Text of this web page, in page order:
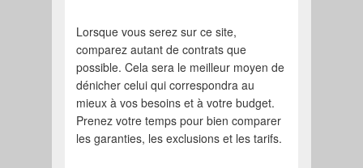
Lorsque vous serez sur ce site,
comparez autant de contrats que
possible. Cela sera le meilleur moyen de
dénicher celui qui correspondra au
mieux à vos besoins et à votre budget.
Prenez votre temps pour bien comparer
les garanties, les exclusions et les tarifs.